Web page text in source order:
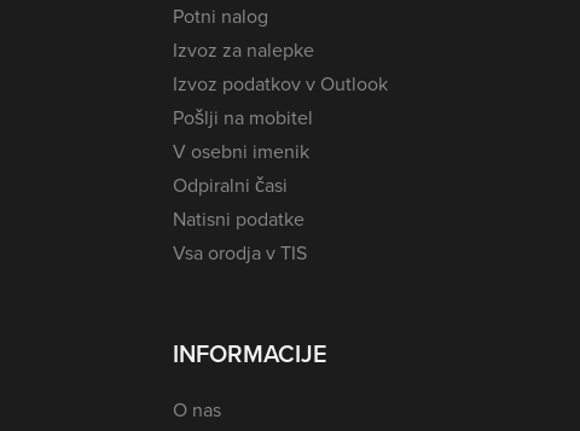
Potni nalog
Izvoz za nalepke
Izvoz podatkov v Outlook
Pošlji na mobitel
V osebni imenik
Odpiralni časi
Natisni podatke
Vsa orodja v TIS
INFORMACIJE
O nas